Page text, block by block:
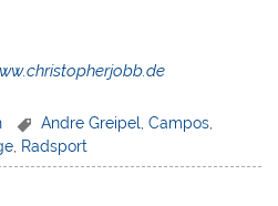
Andre Greipel ,Campos
Radsport